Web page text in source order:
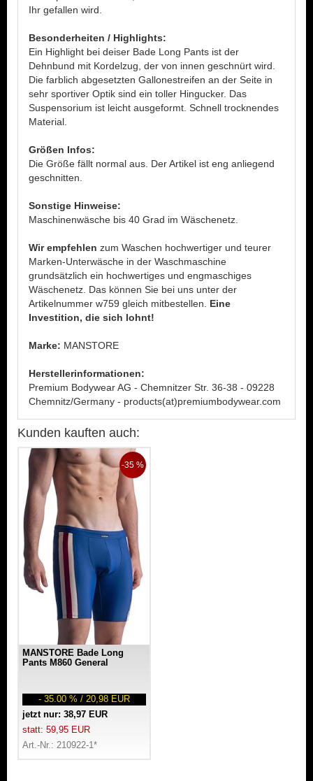
Ihr gefallen wird.
Besonderheiten / Highlights:
Ein Highlight bei deiser Bade Long Pants ist der
Dehnbund mit Kordelzug, der von innen geschnürt wird.
Die farblich abgesetzten Gallonestreifen an der Seite in
sehr sportiver Optik sind ein toller Hingucker. Das
Suspensorium ist leicht ausgeformt. Schnell trocknendes
Material.
Größen Infos:
Die Größe fällt normal aus. Der Artikel ist eng anliegend
geschnitten.
Sonstige Hinweise:
Maschinenwäsche bis 40 Grad im Wäschenetz.
Wir empfehlen zum Waschen hochwertiger und teurer
Marken-Unterwäsche in der Waschmaschine
grundsätzlich ein hochwertiges und engmaschiges
Wäschenetz. Das können Sie bei uns unter der
Artikelnummer w759 gleich mitbestellen. Eine
Investition, die sich lohnt!
Marke: MANSTORE
Herstellerinformationen:
Premium Bodywear AG - Chemnitzer Str. 36-38 - 09228
Chemnitz/Germany - products(at)premiumbodywear.com
Kunden kauften auch:
-35 %
MANSTORE Bade Long
Pants M860 General
- 35.00 % / 20,98 EUR
jetzt nur: 38,97 EUR
statt: 59,95 EUR
Art.-Nr.: 210922-1*